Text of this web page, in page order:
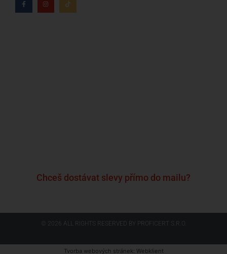
Chceš dostávat slevy přímo do mailu?
© 2026 ALL RIGHTS RESERVED​ BY PROFICERT S.R.O.
Tvorba webových stránek: Webklient